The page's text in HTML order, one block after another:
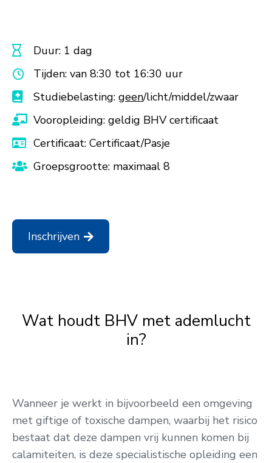
Duur: 1 dag
Tijden: van 8:30 tot 16:30 uur
Studiebelasting: geen/licht/middel/zwaar
Vooropleiding: geldig BHV certificaat
Certificaat: Certificaat/Pasje
Groepsgrootte: maximaal 8
Inschrijven
Wat houdt BHV met ademlucht
in?
Wanneer je werkt in bijvoorbeeld een omgeving
met giftige of toxische dampen, waarbij het risico
bestaat dat deze dampen vrij kunnen komen bij
calamiteiten, is deze specialistische opleiding een